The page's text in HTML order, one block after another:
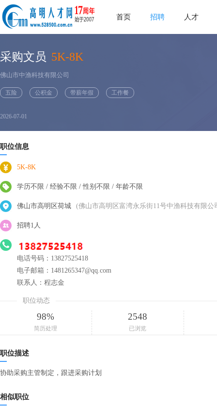
首页 招聘 人才
采购文员 5K-8K
佛山市中渔科技有限公司
五险 公积金 带薪年假 工作餐
2026-07-01
职位信息
5K-8K
学历不限 / 经验不限 / 性别不限 / 年龄不限
佛山市高明区荷城 (佛山市高明区富湾永乐街11号中渔科技有限公
招聘1人
电话号码：13827525418
电子邮箱：1481265347@qq.com
联系人：程志金
职位动态
98%
简历处理
2548
已浏览
职位描述
协助采购主管制定，跟进采购计划
相似职位